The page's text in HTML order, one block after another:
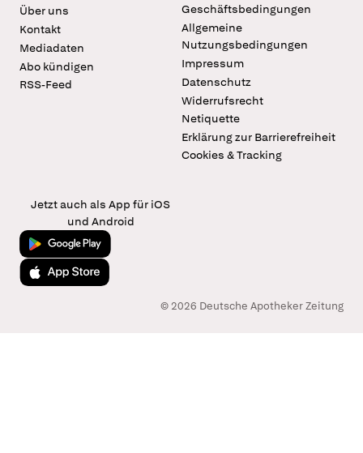
Über uns
Kontakt
Mediadaten
Abo kündigen
RSS-Feed
Geschäftsbedingungen
Allgemeine
Nutzungsbedingungen
Impressum
Datenschutz
Widerrufsrecht
Netiquette
Erklärung zur Barrierefreiheit
Cookies & Tracking
Jetzt auch als App für iOS
und Android
Jetzt bei Google Play
Laden im App Store
© 2026 Deutsche Apotheker Zeitung